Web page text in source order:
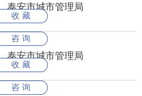
泰安市城市管理局
收 藏
泰安市城市管理局
咨 询
收 藏
咨 询